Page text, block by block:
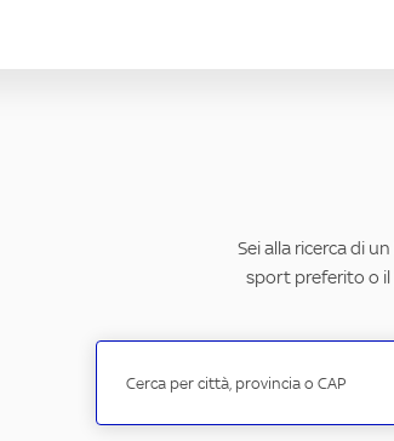
Sei alla ricerca di
sport preferito o il